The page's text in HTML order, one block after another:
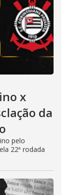
x
da
pelo
22ª rodada